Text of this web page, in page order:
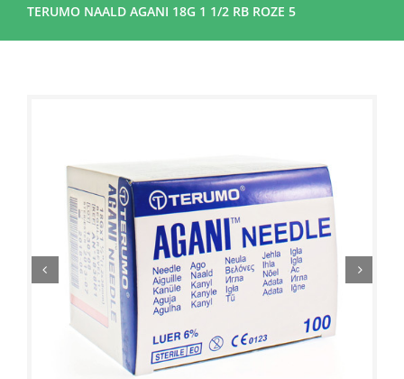
TERUMO NAALD AGANI 18G 1 1/2 RB ROZE 5